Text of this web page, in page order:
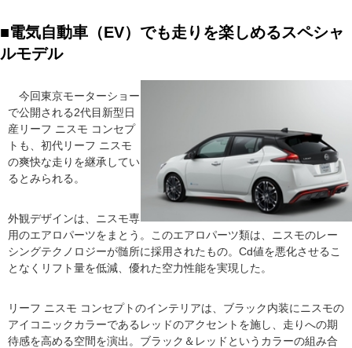
■電気自動車（EV）でも走りを楽しめるスペシャ
ルモデル
今回東京モーターショー
で公開される2代目新型日
産リーフ ニスモ コンセプ
トも、初代リーフ ニスモ
の爽快な走りを継承してい
るとみられる。
外観デザインは、ニスモ専
用のエアロパーツをまとう。このエアロパーツ類は、ニスモのレー
シングテクノロジーが髄所に採用されたもの。Cd値を悪化させるこ
となくリフト量を低減、優れた空力性能を実現した。
リーフ ニスモ コンセプトのインテリアは、ブラック内装にニスモの
アイコニックカラーであるレッドのアクセントを施し、走りへの期
待感を高める空間を演出。ブラック＆レッドというカラーの組み合